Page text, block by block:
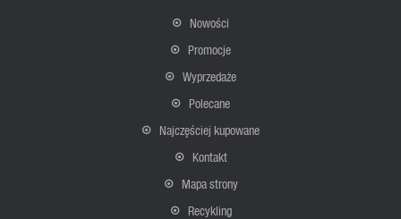
Nowości
Promocje
Wyprzedaże
Polecane
Najczęściej kupowane
Kontakt
Mapa strony
Recykling